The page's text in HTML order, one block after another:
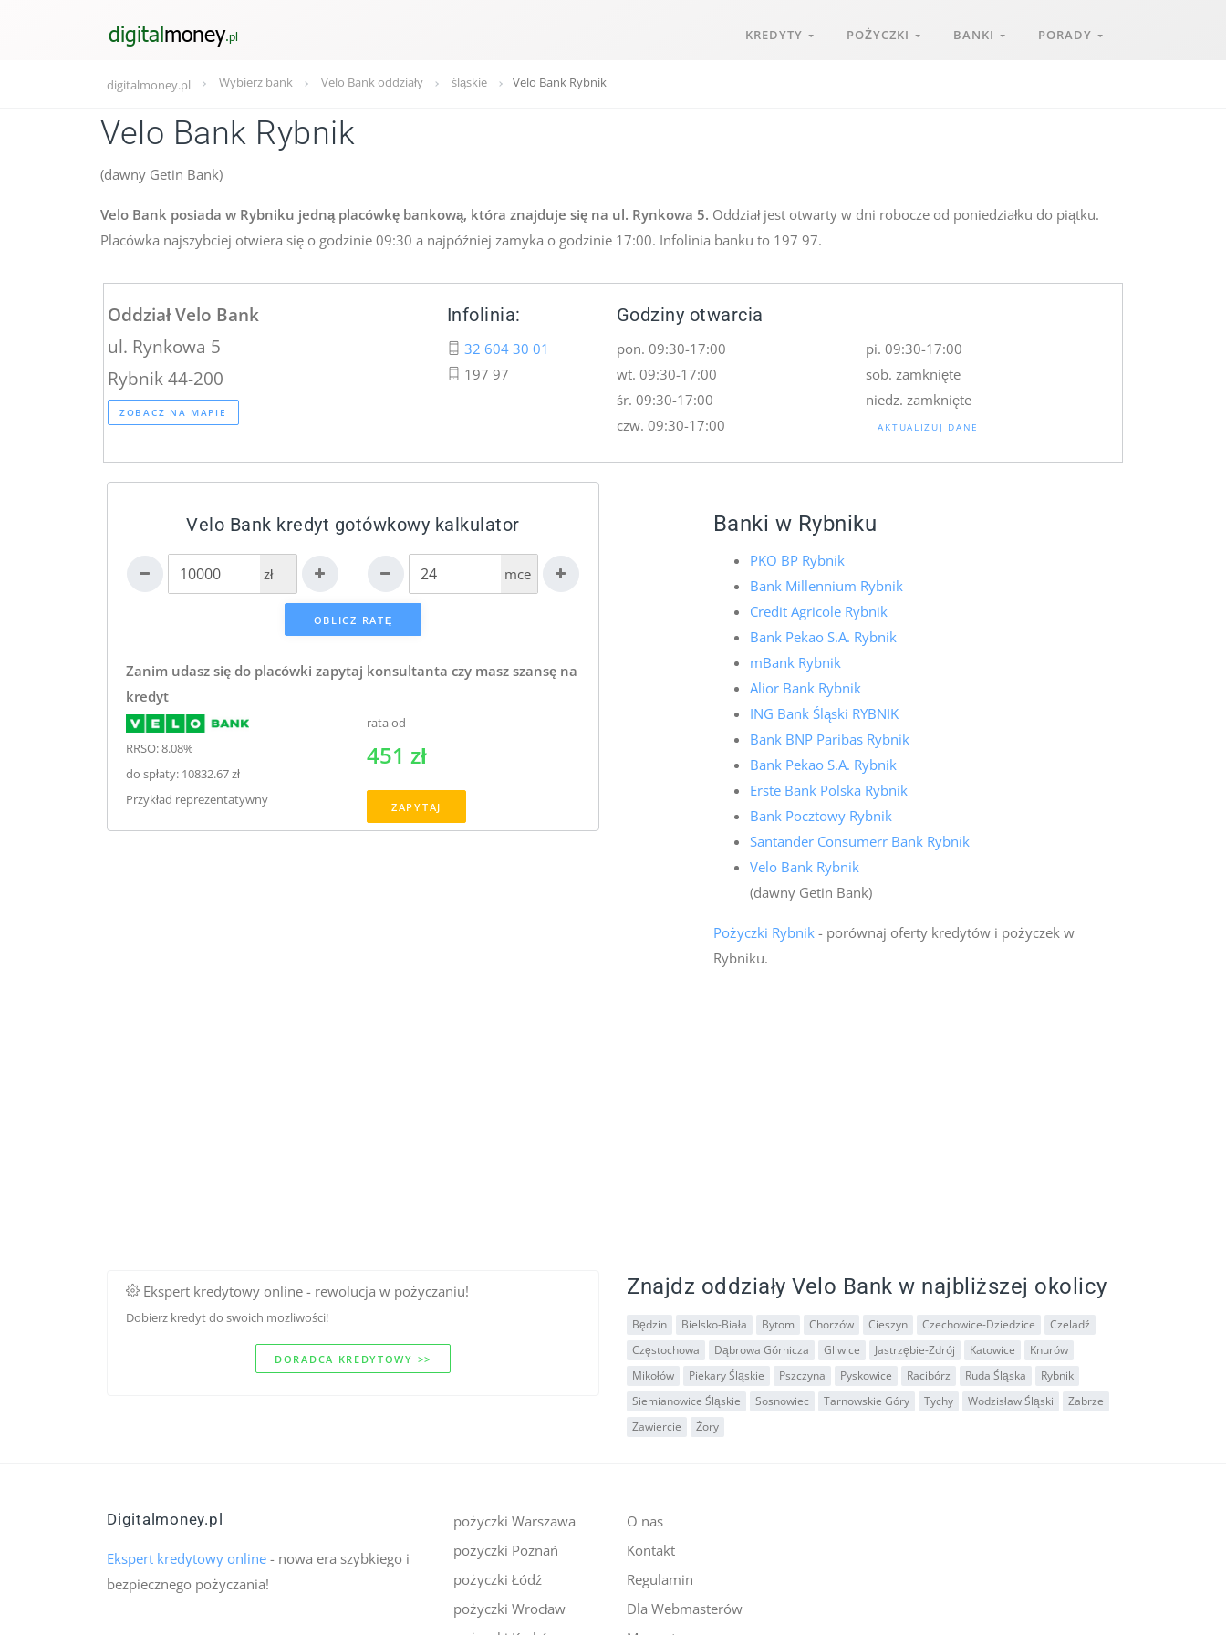
KREDYTY POŻYCZKI BANKI PORADY
digitalmoney.pl Wybierz bank Velo Bank oddziały śląskie Velo Bank Rybnik
Velo Bank Rybnik
(dawny Getin Bank)
Velo Bank posiada w Rybniku jedną placówkę bankową, która znajduje się na ul. Rynkowa 5. Oddział jest otwarty w dni robocze od poniedziałku do piątku.
Placówka najszybciej otwiera się o godzinie 09:30 a najpóźniej zamyka o godzinie 17:00. Infolinia banku to 197 97.
Oddział Velo Bank
ul. Rynkowa 5
Rybnik 44-200
ZOBACZ NA MAPIE
Infolinia:
32 604 30 01
197 97
Godziny otwarcia
pon. 09:30-17:00
wt. 09:30-17:00
śr. 09:30-17:00
czw. 09:30-17:00
pi. 09:30-17:00
sob. zamknięte
niedz. zamknięte
AKTUALIZUJ DANE
Velo Bank kredyt gotówkowy kalkulator
zł mce
Zanim udasz się do placówki zapytaj konsultanta czy masz szansę na
kredyt
RRSO: 8.08%
do spłaty: 10832.67 zł
Przykład reprezentatywny
rata od
451 zł
ZAPYTAJ
Banki w Rybniku
PKO BP Rybnik
Bank Millennium Rybnik
Credit Agricole Rybnik
Bank Pekao S.A. Rybnik
mBank Rybnik
Alior Bank Rybnik
ING Bank Śląski RYBNIK
Bank BNP Paribas Rybnik
Bank Pekao S.A. Rybnik
Erste Bank Polska Rybnik
Bank Pocztowy Rybnik
Santander Consumerr Bank Rybnik
Velo Bank Rybnik
(dawny Getin Bank)
Pożyczki Rybnik- porównaj oferty kredytów i pożyczek w
Rybniku.
Ekspert kredytowy online - rewolucja w pożyczaniu!
Dobierz kredyt do swoich mozliwości!
DORADCA KREDYTOWY >>
Znajdz oddziały Velo Bank w najbliższej okolicy
Będzin Bielsko-Biała Bytom Chorzów Cieszyn Czechowice-Dziedzice
Czeladź
Częstochowa
Dąbrowa Górnicza Gliwice Jastrzębie-Zdrój Katowice
Knurów
Mikołów
Piekary Śląskie Pszczyna Pyskowice Racibórz Ruda Śląska
Rybnik
Siemianowice Śląskie
Sosnowiec Tarnowskie Góry Tychy Wodzisław Śląski
Zabrze
Zawiercie
Żory
pożyczki Warszawa
pożyczki Poznań
pożyczki Łódź
pożyczki Wrocław
O nas
Kontakt
Regulamin
Dla Webmasterów
Digitalmoney.pl
Ekspert kredytowy online - nowa era szybkiego i
bezpiecznego pożyczania!